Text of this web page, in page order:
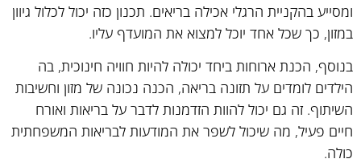
ומסייע בהקניית הרגלי אכילה בריאים. תכנון כזה יכול לכלול גיוון
במזון, כך שכל אחד יוכל למצוא את המועדף עליו.
בנוסף, הכנת ארוחות ביחד יכולה להיות חוויה חינוכית, בה
הילדים לומדים על תזונה בריאה, הכנה נכונה של מזון וחשיבות
השיתוף. זה גם יכול להוות הזדמנות לדבר על בריאות ואורח
חיים פעיל, מה שיכול לשפר את המודעות לבריאות המשפחתית
כולה.